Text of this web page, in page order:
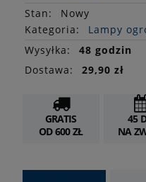
Stan:
Nowy
Kategoria:
Lampy
Wysyłka:
48 godzin
Dostawa:
29,90 zł
GRATIS
OD 600 ZŁ
45
NA